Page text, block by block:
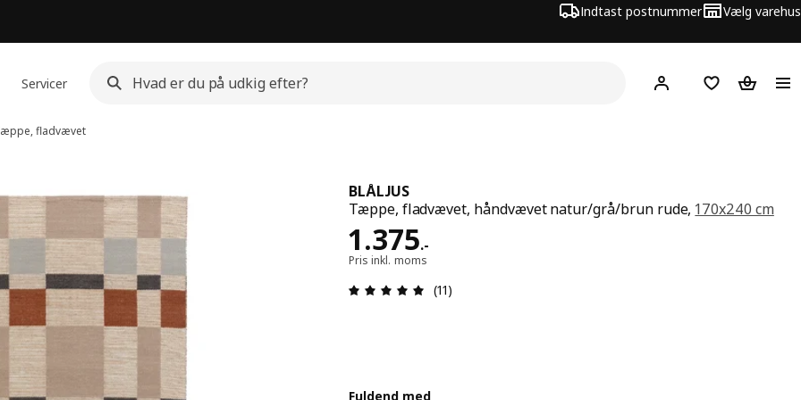
Indtast postnummer Vælg varehus
Servicer Hej! Log ind her
Huskeliste
Kurv
fladvævet
BLÅLJUS
Tæppe, fladvævet, håndvævet natur/grå/brun rude, 170x240 cm
1.375.-
Pris 1375.-
Pris inkl. moms
Anmeldelse: 5 Ud af 5 Stjerner. Anmeldelser i alt: 11
(11)
Fuldend med